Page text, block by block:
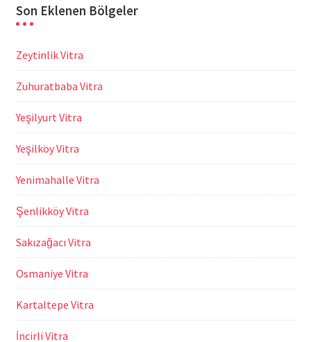
Son Eklenen Bölgeler
Zeytinlik Vitra
Zuhuratbaba Vitra
Yeşilyurt Vitra
Yeşilköy Vitra
Yenimahalle Vitra
Şenlikköy Vitra
Sakızağacı Vitra
Osmaniye Vitra
Kartaltepe Vitra
İncirli Vitra